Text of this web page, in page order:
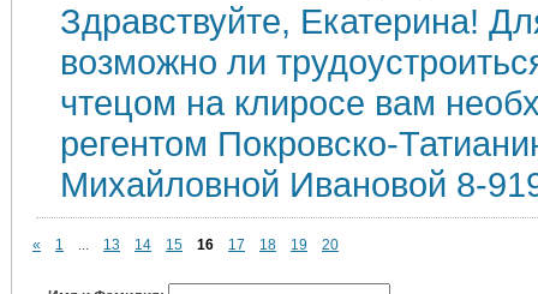
Здравствуйте, Екатерина!
возможно ли
чтецом на клиросе вам
регентом Покровско-
Михайловной Ивановой 8-
« 1 ... 13 14 15 16 17 18 19 20